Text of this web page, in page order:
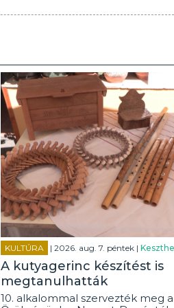
KULTÚRA | 2026. aug. 7. péntek |
A kutyagerinc készítést is
megtanulhatták
10. alkalommal szervezték meg